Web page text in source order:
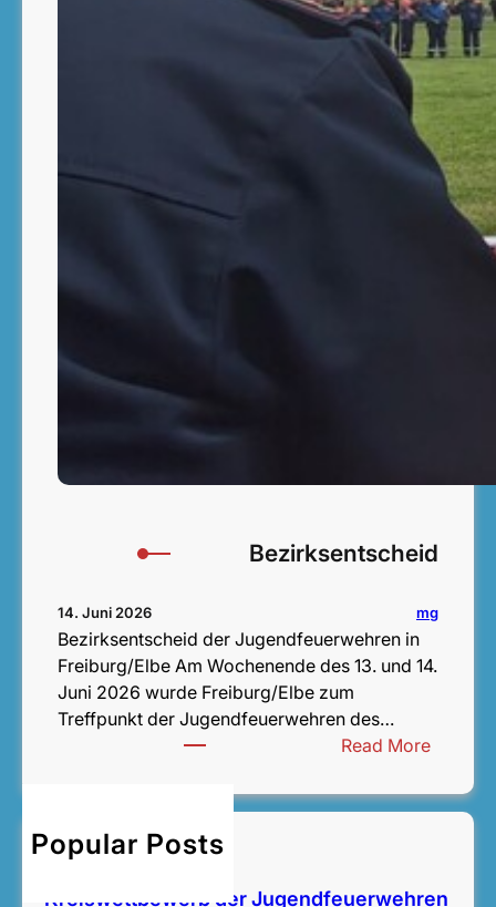
Bezirksentscheid
14. Juni 2026 mg
Bezirksentscheid der Jugendfeuerwehren in
Freiburg/Elbe Am Wochenende des 13. und 14.
Juni 2026 wurde Freiburg/Elbe zum
Treffpunkt der Jugendfeuerwehren des…
Read More:
e
Popular Posts
Bezirksentscheid
Kreiswettbewerb der Jugendfeuerwehren